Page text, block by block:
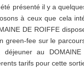
présenté il y a
à ceux que cela
DE ROIFFE
green-fee sur le
au
tarifs pour cette